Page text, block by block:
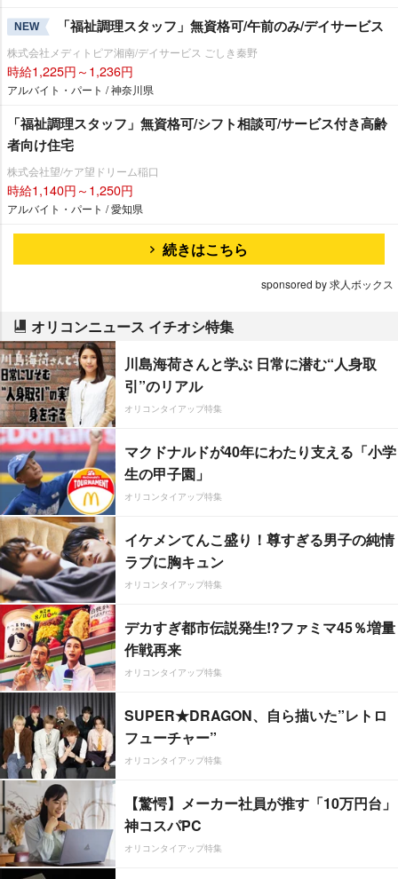
NEW 「福祉調理スタッフ」無資格可/午前のみ/デイサービス
株式会社メディトピア湘南/デイサービス ごしき秦野
時給1,225円～1,236円
アルバイト・パート / 神奈川県
「福祉調理スタッフ」無資格可/シフト相談可/サービス付き高齢
者向け住宅
株式会社望/ケア望ドリーム稲口
時給1,140円～1,250円
アルバイト・パート / 愛知県
続きはこちら
sponsored by 求人ボックス
オリコンニュース イチオシ特集
川島海荷さんと学ぶ 日常に潜む“人身取
引”のリアル
オリコンタイアップ特集
マクドナルドが40年にわたり支える「小学
生の甲子園」
オリコンタイアップ特集
イケメンてんこ盛り！尊すぎる男子の純情
ラブに胸キュン
オリコンタイアップ特集
デカすぎ都市伝説発生!?ファミマ45％増量
作戦再来
オリコンタイアップ特集
SUPER★DRAGON、自ら描いた”レトロ
フューチャー”
オリコンタイアップ特集
【驚愕】メーカー社員が推す「10万円台」
神コスパPC
オリコンタイアップ特集